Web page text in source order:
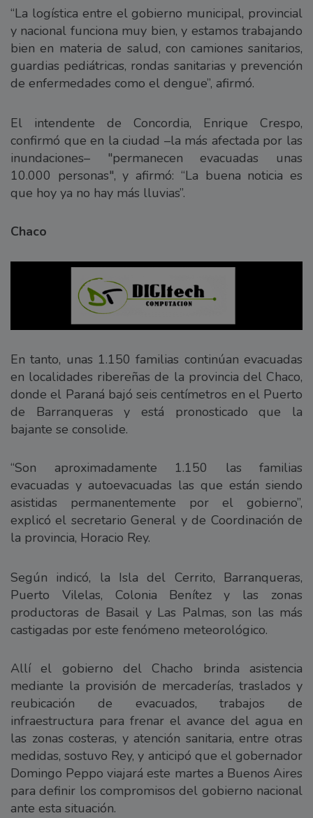
“La logística entre el gobierno municipal, provincial
y nacional funciona muy bien, y estamos trabajando
bien en materia de salud, con camiones sanitarios,
guardias pediátricas, rondas sanitarias y prevención
de enfermedades como el dengue”, afirmó.
El intendente de Concordia, Enrique Crespo,
confirmó que en la ciudad –la más afectada por las
inundaciones– "permanecen evacuadas unas
10.000 personas", y afirmó: “La buena noticia es
que hoy ya no hay más lluvias”.
Chaco
En tanto, unas 1.150 familias continúan evacuadas
en localidades ribereñas de la provincia del Chaco,
donde el Paraná bajó seis centímetros en el Puerto
de Barranqueras y está pronosticado que la
bajante se consolide.
“Son aproximadamente 1.150 las familias
evacuadas y autoevacuadas las que están siendo
asistidas permanentemente por el gobierno”,
explicó el secretario General y de Coordinación de
la provincia, Horacio Rey.
Según indicó, la Isla del Cerrito, Barranqueras,
Puerto Vilelas, Colonia Benítez y las zonas
productoras de Basail y Las Palmas, son las más
castigadas por este fenómeno meteorológico.
Allí el gobierno del Chacho brinda asistencia
mediante la provisión de mercaderías, traslados y
reubicación de evacuados, trabajos de
infraestructura para frenar el avance del agua en
las zonas costeras, y atención sanitaria, entre otras
medidas, sostuvo Rey, y anticipó que el gobernador
Domingo Peppo viajará este martes a Buenos Aires
para definir los compromisos del gobierno nacional
ante esta situación.